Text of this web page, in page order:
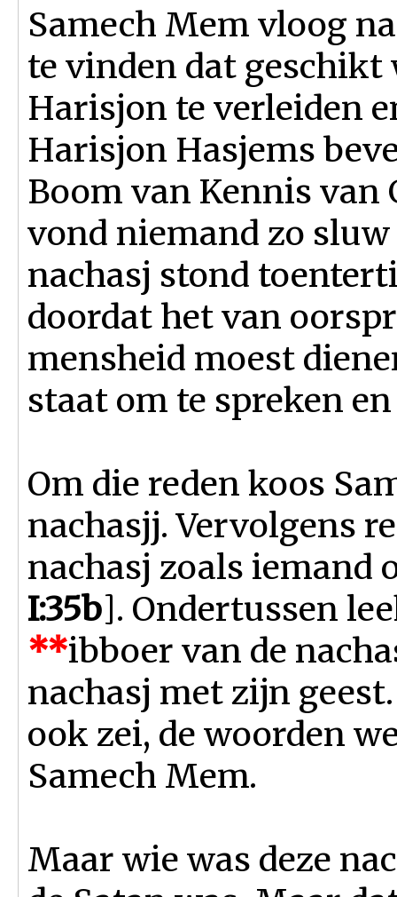
Samech Mem vloog
te vinden dat geschikt
Harisjon te verleiden
Harisjon Hasjems
Boom van Kennis van
vond niemand zo
nachasj stond
doordat het van
mensheid moest
staat om te spreken
Om die reden koos
nachasjj. Vervolgens
nachasj zoals iemand
I:35b]. Ondertussen
**ibboer van de
nachasj met zijn
ook zei, de woorden
Samech Mem.
Maar wie was deze